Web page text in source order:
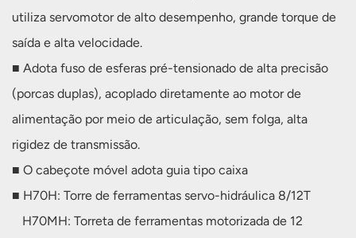
utiliza servomotor de alto desempenho, grande torque de
saída e alta velocidade.
■ Adota fuso de esferas pré-tensionado de alta precisão
(porcas duplas), acoplado diretamente ao motor de
alimentação por meio de articulação, sem folga, alta
rigidez de transmissão.
■ O cabeçote móvel adota guia tipo caixa
■ H70H: Torre de ferramentas servo-hidráulica 8/12T
H70MH: Torreta de ferramentas motorizada de 12